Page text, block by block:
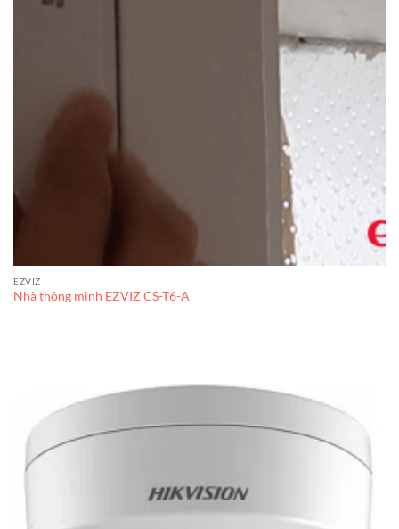
EZVIZ
Nhà thông minh EZVIZ CS-T6-A